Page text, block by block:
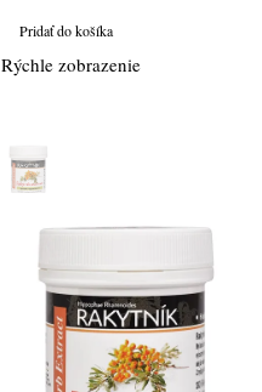
Pridať do košíka
Rýchle zobrazenie